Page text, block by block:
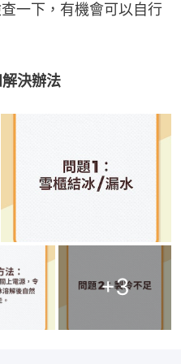
一下，有機會可以自行
決辦法
+3